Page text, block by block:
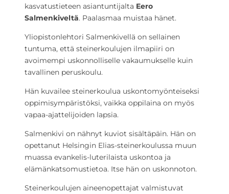
kasvatustieteen asiantuntijalta Eero
Salmenkiveltä. Paalasmaa muistaa hänet.
Yliopistonlehtori Salmenkivellä on sellainen
tuntuma, että steinerkoulujen ilmapiiri on
avoimempi uskonnolliselle vakaumukselle kuin
tavallinen peruskoulu.
Hän kuvailee steinerkoulua uskontomyönteiseksi
oppimisympäristöksi, vaikka oppilaina on myös
vapaa-ajattelijoiden lapsia.
Salmenkivi on nähnyt kuviot sisältäpäin. Hän on
opettanut Helsingin Elias-steinerkoulussa muun
muassa evankelis-luterilaista uskontoa ja
elämänkatsomustietoa. Itse hän on uskonnoton.
Steinerkoulujen aineenopettajat valmistuvat